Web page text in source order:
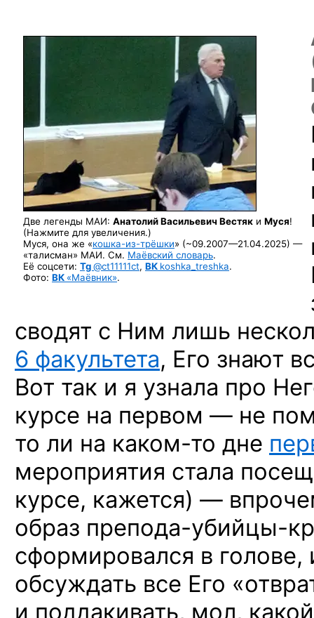
Две легенды МАИ: Анатолий Васильевич Вестяк и Муся!
(Нажмите для увеличения.)
Муся, она же «кошка-из-трёшки» (~09.2007—21.04.2025) —
«талисман» МАИ. См. Маёвский словарь.
Её соцсети: Tg@ct11111ct, ВК koshka_treshka.
Фото: ВК «Маёвник».
сводят с Ним лишь
6 факультета, Его знают
Вот так и я узнала про
курсе на первом — не
то ли на каком-то дне
мероприятия стала
курсе, кажется) —
образ препода-убийцы-
сформировался в голове,
обсуждать все Его
и поддакивать, мол,